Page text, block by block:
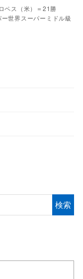
ペス（米）＝21勝
世界スーパーミドル級
検索